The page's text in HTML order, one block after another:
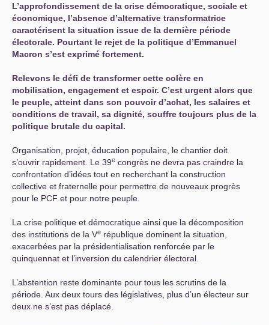
L’approfondissement de la crise démocratique, sociale et
économique, l’absence d’alternative transformatrice
caractérisent la situation issue de la dernière période
électorale. Pourtant le rejet de la politique d’Emmanuel
Macron s’est exprimé fortement.
Relevons le défi de transformer cette colère en
mobilisation, engagement et espoir. C’est urgent alors que
le peuple, atteint dans son pouvoir d’achat, les salaires et
conditions de travail, sa dignité, souffre toujours plus de la
politique brutale du capital.
Organisation, projet, éducation populaire, le chantier doit
s’ouvrir rapidement. Le 39e congrès ne devra pas craindre la
confrontation d’idées tout en recherchant la construction
collective et fraternelle pour permettre de nouveaux progrès
pour le PCF et pour notre peuple.
La crise politique et démocratique ainsi que la décomposition
des institutions de la Ve république dominent la situation,
exacerbées par la présidentialisation renforcée par le
quinquennat et l’inversion du calendrier électoral.
L’abstention reste dominante pour tous les scrutins de la
période. Aux deux tours des législatives, plus d’un électeur sur
deux ne s’est pas déplacé.